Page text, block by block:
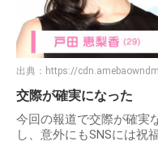
出典： https://
交際が確実になった
今回の報道で交際が確実
し、意外にもSNSには祝